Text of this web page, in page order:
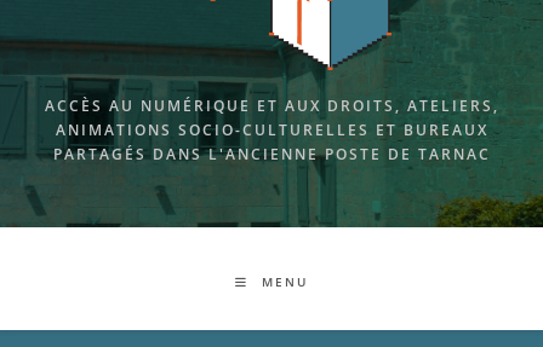
ACCÈS AU NUMÉRIQUE ET AUX DROITS, ATELIERS,
ANIMATIONS SOCIO-CULTURELLES ET BUREAUX
PARTAGÉS DANS L'ANCIENNE POSTE DE TARNAC
MENU